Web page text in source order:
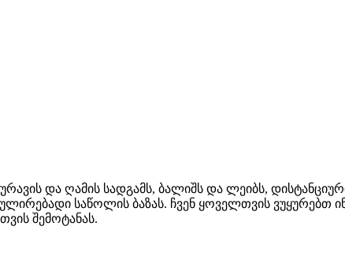
და ღამის სადგამს, ბალიშს და ლეიბს,
საწოლის ბაზას. ჩვენ ყოველთვის ვუყურებთ
შემოტანას.